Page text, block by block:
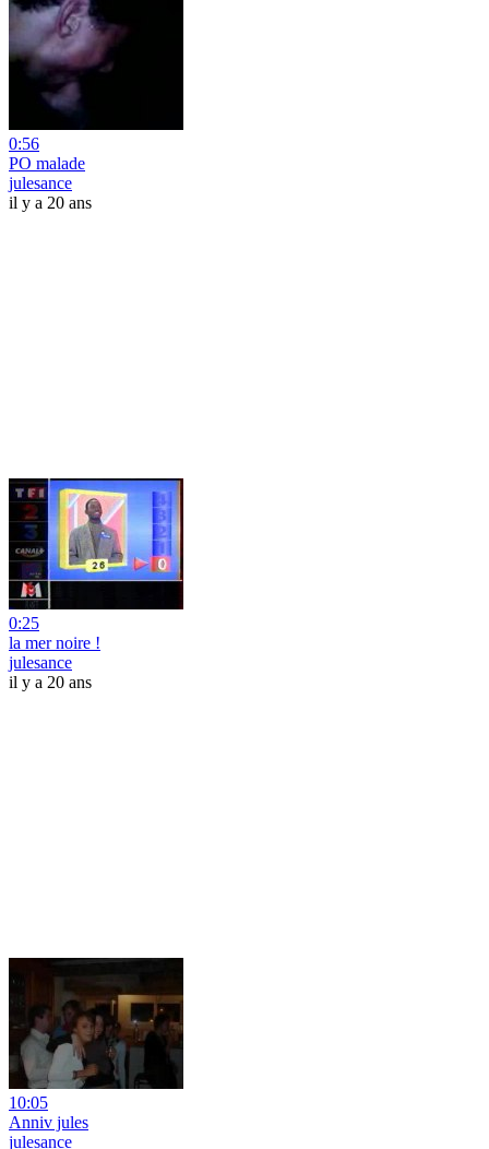
0:56
PO malade
julesance
il y a 20 ans
0:25
la mer noire !
julesance
il y a 20 ans
10:05
Anniv jules
julesance